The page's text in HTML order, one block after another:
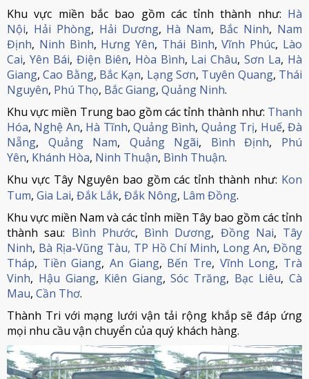
Khu vực miền bắc bao gồm các tỉnh thành như: Hà
Nội, Hải Phòng, Hải Dương, Hà Nam, Bắc Ninh, Nam
Định, Ninh Bình, Hưng Yên, Thái Bình,Vĩnh Phúc, Lào
Cai, Yên Bái, Điện Biên, Hòa Bình, Lai Châu,Sơn La, Hà
Giang,Cao Bằng, Bắc Kạn, Lạng Sơn, Tuyên Quang, Thái
Nguyên, Phú Thọ, Bắc Giang, Quảng Ninh.
Khu vực miền Trung bao gồm các tỉnh thành như: Thanh
Hóa, Nghệ An, Hà Tĩnh,Quảng Bình, Quảng Trị, Huế,Đà
Nẵng, Quảng Nam, Quảng Ngãi, Bình Định, Phú
Yên, Khánh Hòa, Ninh Thuận, Bình Thuận.
Khu vực Tây Nguyên bao gồm các tỉnh thành như: Kon
Tum, Gia Lai, Đắk Lắk, Đắk Nông, Lâm Đồng.
Khu vực miền Nam và các tỉnh miền Tây bao gồm các tỉnh
thành sau: Bình Phước, Bình Dương, Đồng Nai, Tây
Ninh, Bà Rịa-Vũng Tàu, TP Hồ Chí Minh, Long An,Đồng
Tháp, Tiền Giang,An Giang, Bến Tre, Vĩnh Long, Trà
Vinh, Hậu Giang, Kiên Giang,Sóc Trăng, Bạc Liêu,Cà
Mau, Cần Thơ.
Thành Tri với mạng lưới vận tải rộng khắp sẽ đáp ứng
mọi nhu cầu vận chuyển của quý khách hàng.